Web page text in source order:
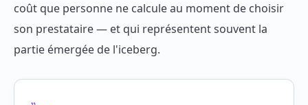
coût que personne ne calcule au moment de choisir
son prestataire — et qui représentent souvent la
partie émergée de l'iceberg.